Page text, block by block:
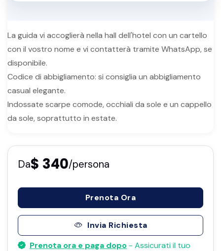
La guida vi accoglierà nella hall dell'hotel con un cartello
con il vostro nome e vi contatterà tramite WhatsApp, se
disponibile.
Codice di abbigliamento: si consiglia un abbigliamento
casual elegante.
Indossate scarpe comode, occhiali da sole e un cappello
da sole, soprattutto in estate.
Da$ 340/persona
Prenota Ora
Invia Richiesta
Prenota ora e paga dopo - Assicurati il ​​tuo